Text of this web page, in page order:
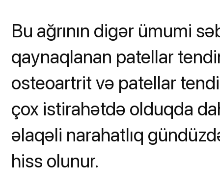
Bu ağrının digər ümumi
qaynaqlanan patellar
osteoartrit və patellar
çox istirahətdə olduqda
əlaqəli narahatlıq
hiss olunur.